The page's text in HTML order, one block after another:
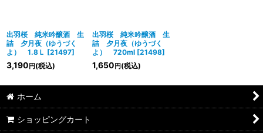
絞り込む
出羽桜 純米吟醸酒 生
詰 夕月夜（ゆうづく
よ） 1.8Ｌ [21497]
3,190 円 (税込)
出羽桜 純米吟醸酒 生
詰 夕月夜（ゆうづく
よ） 720ml [21498]
1,650 円(税込)
ホーム
ショッピングカート